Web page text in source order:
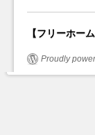
【フリーホー
Proudly